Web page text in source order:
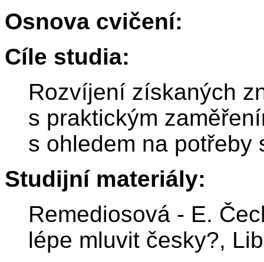
Osnova cvičení:
Cíle studia:
Rozvíjení získaných
s praktickým
s ohledem na potřeby
Studijní materiály:
Remediosová - E.
lépe mluvit česky?,